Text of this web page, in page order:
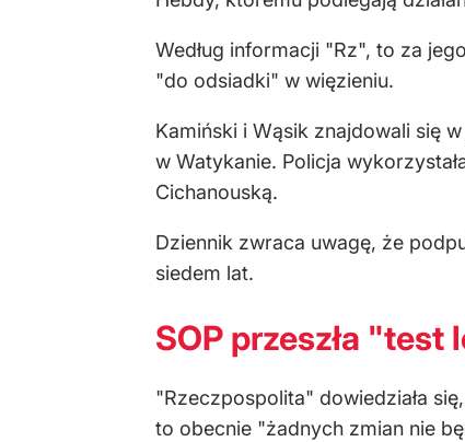
Według informacji "Rz", to za
"do odsiadki" w więzieniu.
Kamiński i Wąsik znajdowali się
w Watykanie. Policja
Cichanouską.
Dziennik zwraca uwagę, że
siedem lat.
SOP przeszła
"Rzeczpospolita" dowiedziała
to obecnie "żadnych zmian nie